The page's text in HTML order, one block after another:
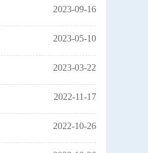
2023-09-16
2023-05-10
2023-03-22
2022-11-17
2022-10-26